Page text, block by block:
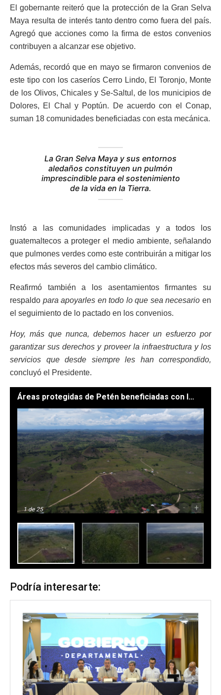
El gobernante reiteró que la protección de la Gran Selva
Maya resulta de interés tanto dentro como fuera del país.
Agregó que acciones como la firma de estos convenios
contribuyen a alcanzar ese objetivo.
Además, recordó que en mayo se firmaron convenios de
este tipo con los caseríos Cerro Lindo, El Toronjo, Monte
de los Olivos, Chicales y Se-Saltul, de los municipios de
Dolores, El Chal y Poptún. De acuerdo con el Conap,
suman 18 comunidades beneficiadas con esta mecánica.
La Gran Selva Maya y sus entornos
aledaños constituyen un pulmón
imprescindible para el sostenimiento
de la vida en la Tierra.
Instó a las comunidades implicadas y a todos los
guatemaltecos a proteger el medio ambiente, señalando
que pulmones verdes como este contribuirán a mitigar los
efectos más severos del cambio climático.
Reafirmó también a los asentamientos firmantes su
respaldo para apoyarles en todo lo que sea necesarioen
el seguimiento de lo pactado en los convenios.
Hoy, más que nunca, debemos hacer un esfuerzo por
garantizar sus derechos y proveer la infraestructura y los
servicios que desde siempre les han correspondido,
concluyó el Presidente.
Áreas protegidas de Petén beneficiadas con los acuerdos firmados. / Foto: Conap.
1de 25 - +
Podría interesarte: